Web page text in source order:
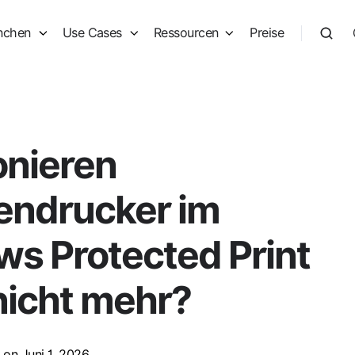
Use Cases Ressourcen Preise
im
Protected Print
mehr?